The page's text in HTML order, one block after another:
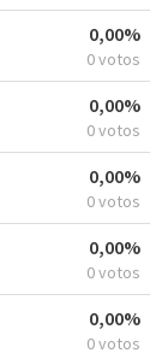
0,00%
0 votos
0,00%
0 votos
0,00%
0 votos
0,00%
0 votos
0,00%
0 votos